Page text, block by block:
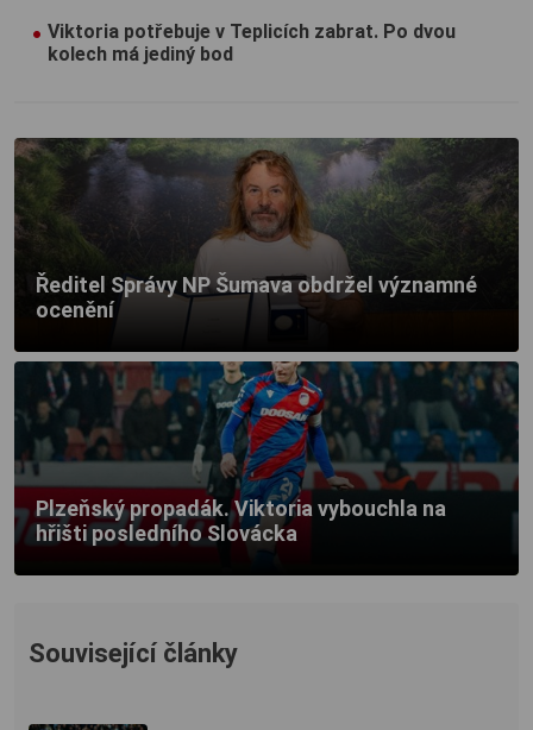
Viktoria potřebuje v Teplicích zabrat. Po dvou
kolech má jediný bod
Ředitel Správy NP Šumava obdržel významné
ocenění
Plzeňský propadák. Viktoria vybouchla na
hřišti posledního Slovácka
Související články